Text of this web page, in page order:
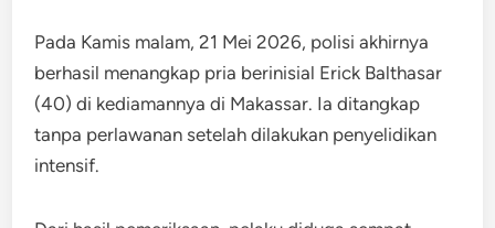
Pada Kamis malam, 21 Mei 2026, polisi akhirnya
berhasil menangkap pria berinisial Erick Balthasar
(40) di kediamannya di Makassar. Ia ditangkap
tanpa perlawanan setelah dilakukan penyelidikan
intensif.